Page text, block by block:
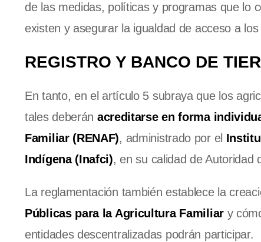
de las medidas, políticas y programas que lo
existen y asegurar la igualdad de acceso a
REGISTRO Y BANCO DE
En tanto, en el artículo 5 subraya que los
tales deberán acreditarse en forma
Familiar (RENAF), administrado por el
Indígena (Inafci), en su calidad de Autoridad
La reglamentación también establece la
Públicas para la Agricultura Familiary
entidades descentralizadas podrán participar.